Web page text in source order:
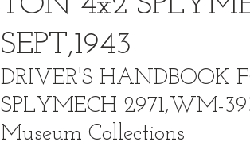
SEPT,1943
DRIVER'S HANDBOOK
SPLYMECH 2971,WM-
Museum Collections